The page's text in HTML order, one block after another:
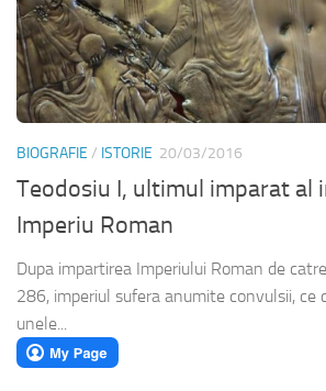
BIOGRAFIE / ISTORIE 20/03/2016
Teodosiu I, ultimul imparat al
Imperiu Roman
Dupa impartirea Imperiului Roman de
286, imperiul sufera anumite convulsii, ce
unele...